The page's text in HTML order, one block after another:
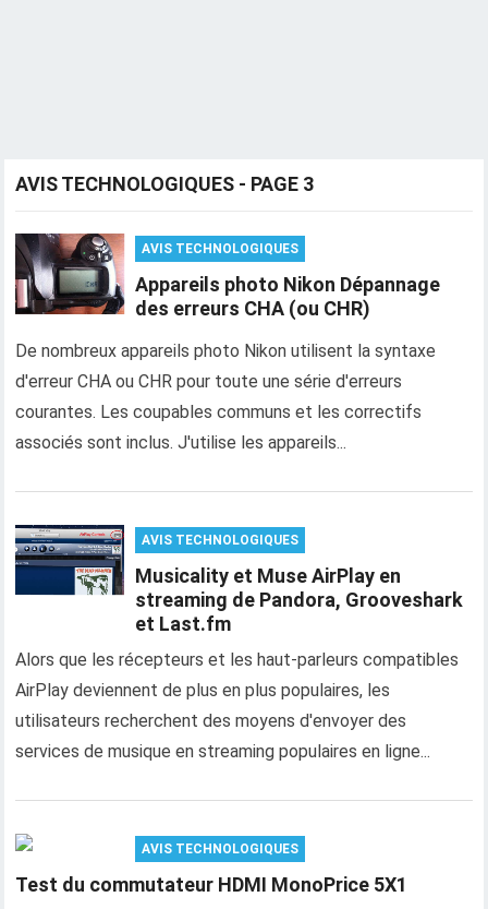
AVIS TECHNOLOGIQUES - PAGE 3
AVIS TECHNOLOGIQUES
Appareils photo Nikon Dépannage
des erreurs CHA (ou CHR)
De nombreux appareils photo Nikon utilisent la syntaxe
d'erreur CHA ou CHR pour toute une série d'erreurs
courantes. Les coupables communs et les correctifs
associés sont inclus. J'utilise les appareils...
AVIS TECHNOLOGIQUES
Musicality et Muse AirPlay en
streaming de Pandora, Grooveshark
et Last.fm
Alors que les récepteurs et les haut-parleurs compatibles
AirPlay deviennent de plus en plus populaires, les
utilisateurs recherchent des moyens d'envoyer des
services de musique en streaming populaires en ligne...
AVIS TECHNOLOGIQUES
Test du commutateur HDMI MonoPrice 5X1